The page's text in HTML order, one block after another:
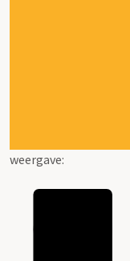
weergave: